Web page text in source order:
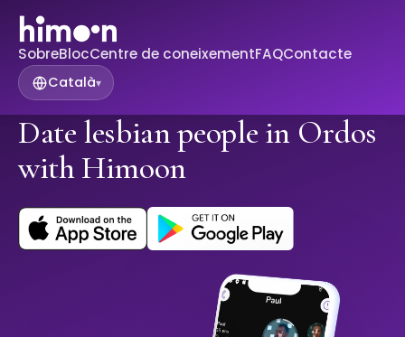
SobreBlocCentre de coneixementFAQContacte
Català▾
Date lesbian people in Ordos
with Himoon